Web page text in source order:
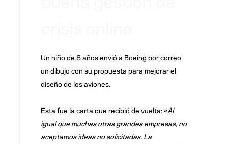
Un niño de 8 años envió a Boeing por correo
un dibujo con su propuesta para mejorar el
diseño de los aviones.
Esta fue la carta que recibió de vuelta: «Al
igual que muchas otras grandes empresas, no
aceptamos ideas no solicitadas. La